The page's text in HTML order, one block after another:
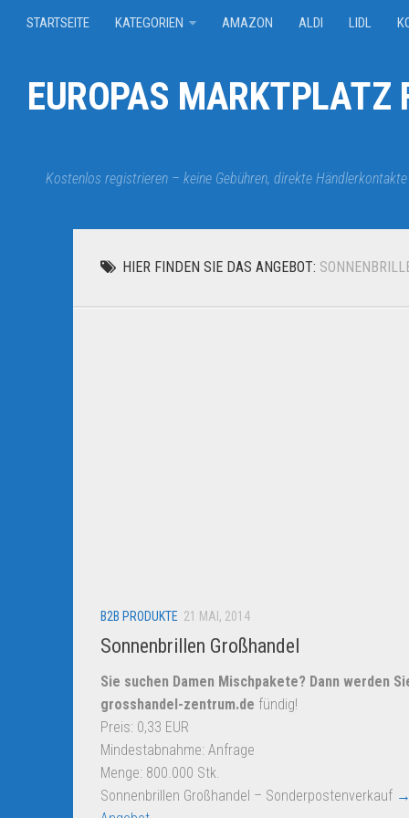
STARTSEITE KATEGORIEN AMAZON ALDI LIDL
EUROPAS MARKTPLATZ
Kostenlos registrieren – keine Gebühren, direkte Händlerkontakte
HIER FINDEN SIE DAS ANGEBOT:
B2B PRODUKTE 21 MAI, 2014
Sonnenbrillen Großhandel
Sie suchen Damen Mischpakete? Dann werden
grosshandel-zentrum.de fündig!
Preis: 0,33 EUR
Mindestabnahme: Anfrage
Menge: 800.000 Stk.
Sonnenbrillen Großhandel – Sonderpostenverkauf